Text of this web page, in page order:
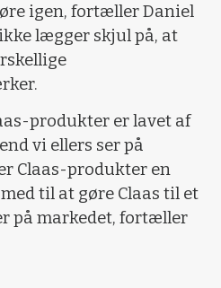
igen, fortæller Daniel
lægger skjul på, at
produkter er lavet af
vi ellers ser på
Claas-produkter en
til at gøre Claas til et
på markedet, fortæller